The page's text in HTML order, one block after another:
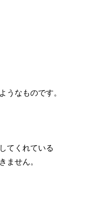
うなものです。
てくれている
ません。